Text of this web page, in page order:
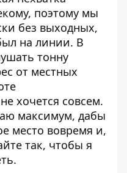
поэтому мы
без выходных,
на линии. В
тонну
от местных
хочется совсем.
максимум, дабы
место вовремя и,
так, чтобы я